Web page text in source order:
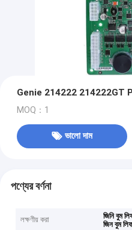
Genie 214222 214222GT
MOQ：1
ভালো দাম
পণ্যের বর্ণনা
লক্ষণীয় করা জিনি বুম
জিন বুম